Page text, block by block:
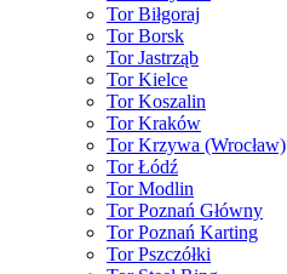
Tor Biłgoraj
Tor Borsk
Tor Jastrząb
Tor Kielce
Tor Koszalin
Tor Kraków
Tor Krzywa (Wrocław)
Tor Łódź
Tor Modlin
Tor Poznań Główny
Tor Poznań Karting
Tor Pszczółki